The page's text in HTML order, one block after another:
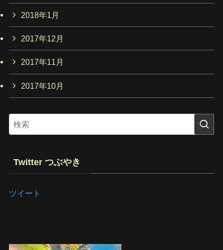
2018年1月
2017年12月
2017年11月
2017年10月
Twitter つぶやき
ツイート